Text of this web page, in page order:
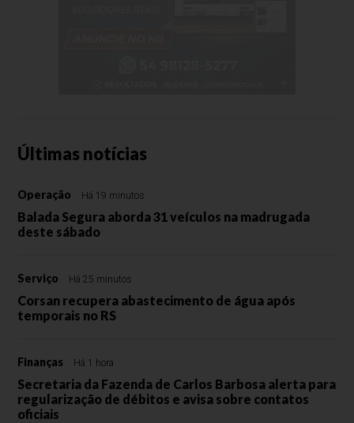
Últimas notícias
Operação Há 19 minutos
Balada Segura aborda 31 veículos na madrugada
deste sábado
Serviço Há 25 minutos
Corsan recupera abastecimento de água após
temporais no RS
Finanças Há 1 hora
Secretaria da Fazenda de Carlos Barbosa alerta para
regularização de débitos e avisa sobre contatos
oficiais